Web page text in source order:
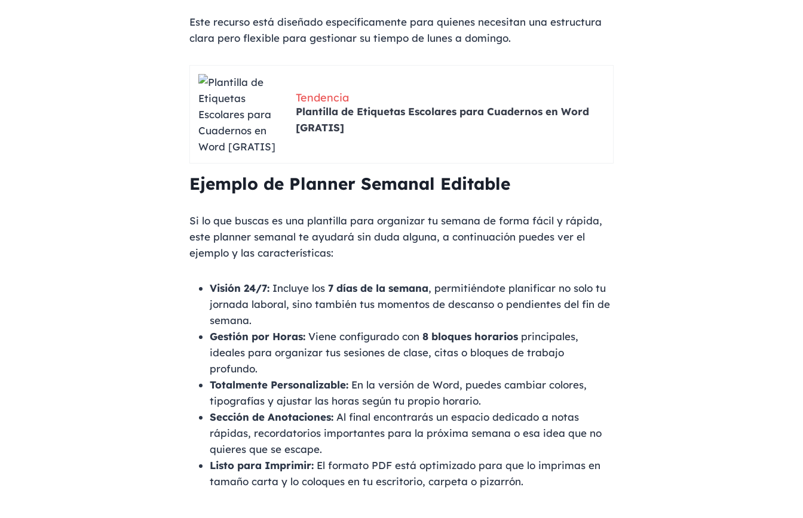
Este recurso está diseñado específicamente para quienes necesitan una estructura
clara pero flexible para gestionar su tiempo de lunes a domingo.
Tendencia
Plantilla de Etiquetas Escolares para Cuadernos en Word
[GRATIS]
Ejemplo de Planner Semanal Editable
Si lo que buscas es una plantilla para organizar tu semana de forma fácil y rápida,
este planner semanal te ayudará sin duda alguna, a continuación puedes ver el
ejemplo y las características:
Visión 24/7: Incluye los 7 días de la semana, permitiéndote planificar no solo tu
jornada laboral, sino también tus momentos de descanso o pendientes del fin de
semana.
Gestión por Horas: Viene configurado con 8 bloques horarios principales,
ideales para organizar tus sesiones de clase, citas o bloques de trabajo
profundo.
Totalmente Personalizable: En la versión de Word, puedes cambiar colores,
tipografías y ajustar las horas según tu propio horario.
Sección de Anotaciones: Al final encontrarás un espacio dedicado a notas
rápidas, recordatorios importantes para la próxima semana o esa idea que no
quieres que se escape.
Listo para Imprimir: El formato PDF está optimizado para que lo imprimas en
tamaño carta y lo coloques en tu escritorio, carpeta o pizarrón.